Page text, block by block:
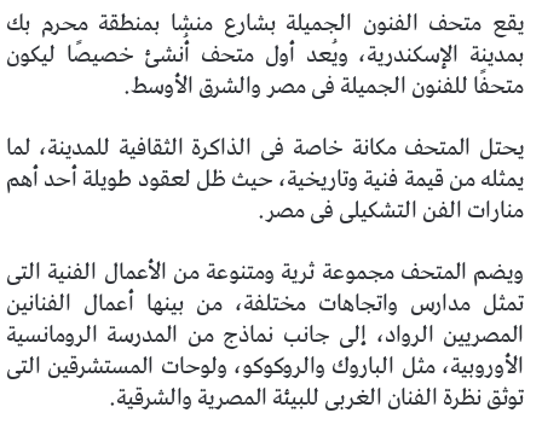
يقع متحف الفنون الجميلة بشارع منشا بمنطقة محرم بك
بمدينة الإسكندرية، ويُعد أول متحف أُنشئ خصيصًا ليكون
متحفًا للفنون الجميلة فى مصر والشرق الأوسط.
يحتل المتحف مكانة خاصة فى الذاكرة الثقافية للمدينة، لما
يمثله من قيمة فنية وتاريخية، حيث ظل لعقود طويلة أحد أهم
منارات الفن التشكيلى فى مصر.
ويضم المتحف مجموعة ثرية ومتنوعة من الأعمال الفنية التى
تمثل مدارس واتجاهات مختلفة، من بينها أعمال الفنانين
المصريين الرواد، إلى جانب نماذج من المدرسة الرومانسية
الأوروبية، مثل الباروك والروكوكو، ولوحات المستشرقين التى
توثق نظرة الفنان الغربى للبيئة المصرية والشرقية.